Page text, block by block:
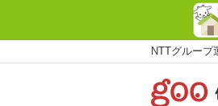
NTTグループ